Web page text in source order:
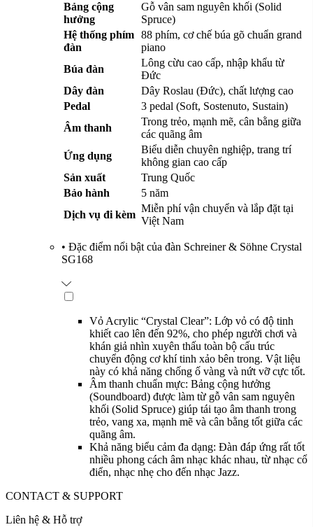
Bảng cộng
hưởng
Gỗ vân sam nguyên khối (Solid
Spruce)
Hệ thống phím
đàn
88 phím, cơ chế búa gõ chuẩn grand
piano
Búa đàn
Lông cừu cao cấp, nhập khẩu từ
Đức
Dây đàn
Dây Roslau (Đức), chất lượng cao
Pedal
3 pedal (Soft, Sostenuto, Sustain)
Âm thanh
Trong trẻo, mạnh mẽ, cân bằng giữa
các quãng âm
Ứng dụng
Biểu diễn chuyên nghiệp, trang trí
không gian cao cấp
Sản xuất
Trung Quốc
Bảo hành
5 năm
Dịch vụ đi kèm
Miễn phí vận chuyển và lắp đặt tại
Việt Nam
• Đặc điểm nổi bật của đàn Schreiner & Söhne Crystal
SG168
Vỏ Acrylic “Crystal Clear”: Lớp vỏ có độ tinh
khiết cao lên đến 92%, cho phép người chơi và
khán giả nhìn xuyên thấu toàn bộ cấu trúc
chuyển động cơ khí tinh xảo bên trong. Vật liệu
này có khả năng chống ố vàng và nứt vỡ cực tốt.
Âm thanh chuẩn mực: Bảng cộng hưởng
(Soundboard) được làm từ gỗ vân sam nguyên
khối (Solid Spruce) giúp tái tạo âm thanh trong
trẻo, vang xa, mạnh mẽ và cân bằng tốt giữa các
quãng âm.
Khả năng biểu cảm đa dạng: Đàn đáp ứng rất tốt
nhiều phong cách âm nhạc khác nhau, từ nhạc cổ
điển, nhạc nhẹ cho đến nhạc Jazz.
CONTACT & SUPPORT
Liên hệ & Hỗ trợ